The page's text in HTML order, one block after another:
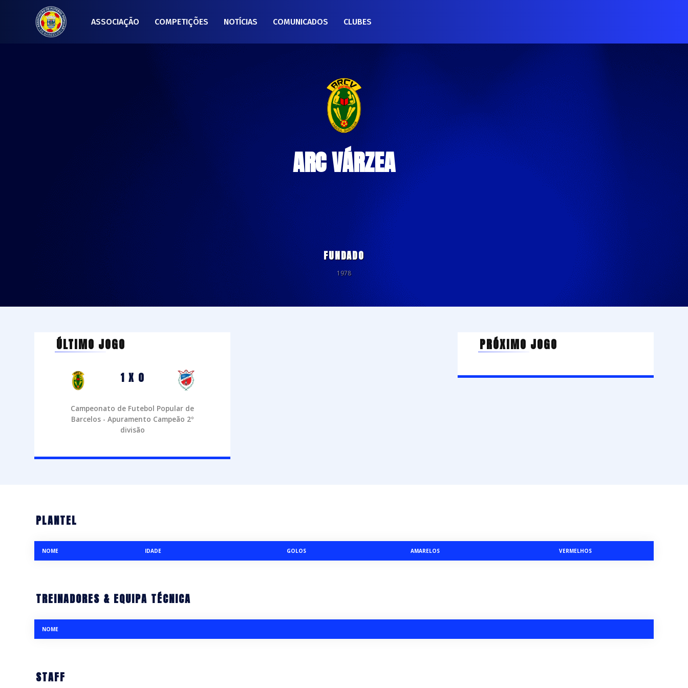
ASSOCIAÇÃO COMPETIÇÕES NOTÍCIAS COMUNICADOS CLUBES
ARC VÁRZEA
FUNDADO
1978
ÚLTIMO JOGO
1 X 0
Campeonato de Futebol Popular de
Barcelos - Apuramento Campeão 2º
divisão
PRÓXIMO JOGO
PLANTEL
NOME IDADE GOLOS AMARELOS VERMELHOS
TREINADORES & EQUIPA TÉCNICA
NOME
STAFF